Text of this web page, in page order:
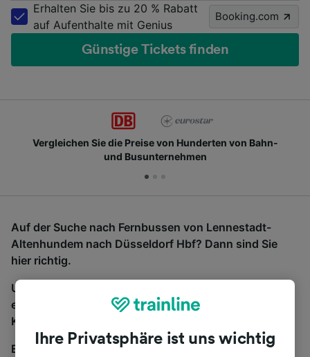
Erhalten Sie bis zu 20 % Rabatt
auf Aufenthalte mit Genius
Booking.com
Günstige Tickets finden
Vergleichen Sie die Preise von Hunderten von Bahn-
und Busunternehmen
Auf der Suche nach Fernbussen von Lennestadt-
Altenhundem nach Düsseldorf Hbf? Dann sind Sie
hier richtig.
Um Bustickets zu finden, starten Sie einfach oben
eine Suche und wir vergleichen Fahrtzeiten und
Kosten für Bahn- und Busreisen miteinander.
Egal, wohin die Reise geht – starten Sie mit uns.
Ihre Privatsphäre ist uns wichtig